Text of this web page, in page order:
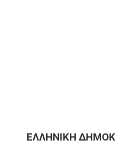
ΕΛΛΗΝΙΚΗ